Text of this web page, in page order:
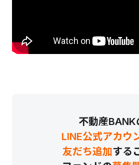
不動産BANK
LINE公式アカウ
友だち追加する